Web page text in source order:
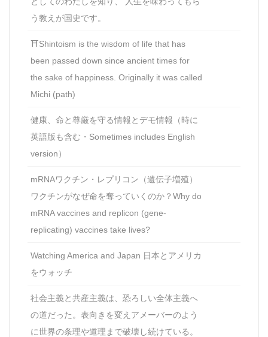
う教えが国史です。
⛩Shintoism is the wisdom of life that has
been passed down since ancient times for
the sake of happiness. Originally it was called
Michi (path)
健康、命と尊厳を守る情報とデモ情報（時に
英語版も含む・Sometimes includes English
version）
mRNAワクチン・レプリコン（遺伝子増殖）
ワクチンがなぜ命を奪っていくのか？Why do
mRNA vaccines and replicon (gene-
replicating) vaccines take lives?
Watching America and Japan 日本とアメリカ
をウォッチ
社会主義と共産主義は、恐ろしい全体主義へ
の道だった。表向きを変えアメーバーのよう
に世界の条理や道理まで破壊し続けている。